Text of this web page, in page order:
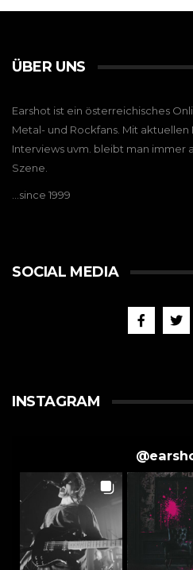
ÜBER UNS
Earshot ist ein österreichisches
Metal- und Rockfans. Mit aktuellen
Interviews uvm. bleibt man immer
Szene.
…since 1999
SOCIAL MEDIA
INSTAGRAM
@